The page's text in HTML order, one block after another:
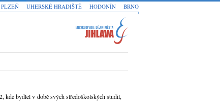
kde bydlel v době svých středoškolských studií,
BRNO
HODONÍN
UHERSKÉ HRADIŠTĚ
PLZEŇ